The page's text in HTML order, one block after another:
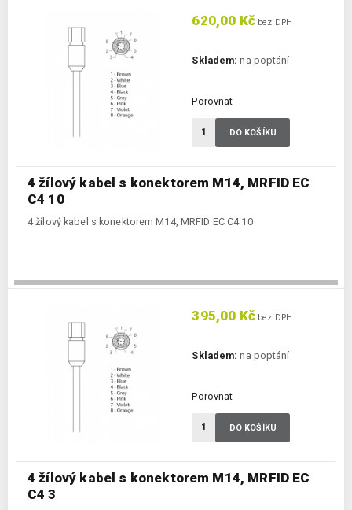
4 žílový kabel s konektorem M14, MRFID EC
C4 10
4 žílový kabel s konektorem M14, MRFID EC C4 10
620,00 Kč bez DPH
Skladem: na poptání
Porovnat
DO KOŠÍKU
4 žílový kabel s konektorem M14, MRFID EC
C4 3
395,00 Kč bez DPH
Skladem: na poptání
Porovnat
DO KOŠÍKU